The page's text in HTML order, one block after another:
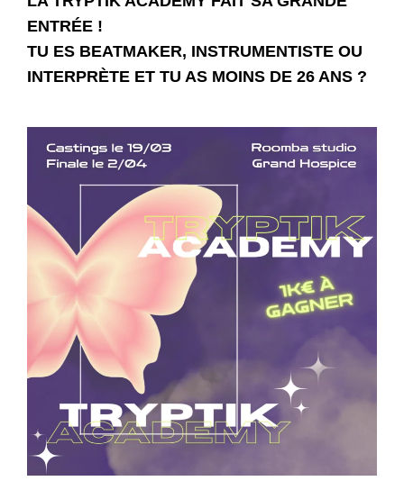
ENTRÉE !
TU ES BEATMAKER, INSTRUMENTISTE OU
INTERPRÈTE ET TU AS MOINS DE 26 ANS ?